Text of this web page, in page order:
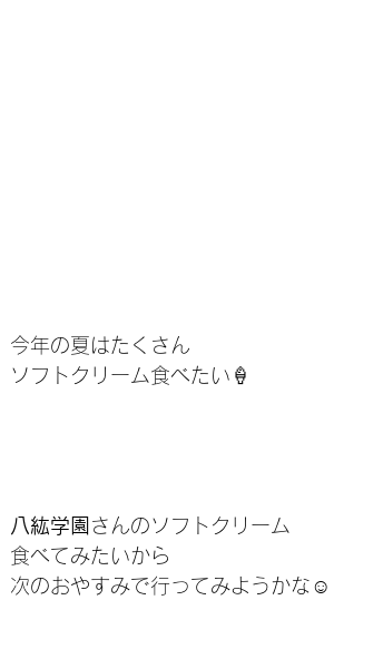
今年の夏はたくさん
ソフトクリーム食べたい🍦
八紘学園 さんのソフトクリーム
食べてみたいから
次のおやすみで行ってみようかな☺️